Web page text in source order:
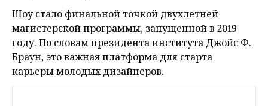
Шоу стало финальной точкой двухлетней
магистерской программы, запущенной в 2019
году. По словам президента института Джойс Ф.
Браун, это важная платформа для старта
карьеры молодых дизайнеров.